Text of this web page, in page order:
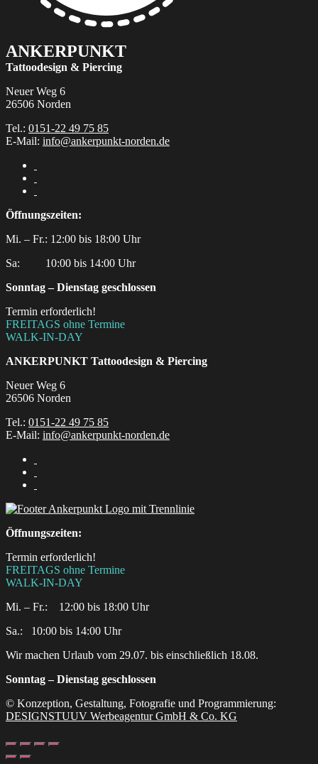
ANKERPUNKT
Tattoodesign & Piercing
Neuer Weg 6
26506 Norden
Tel.: 0151-22 49 75 85
E-Mail: info@ankerpunkt-norden.de
Öffnungszeiten:
Mi. – Fr.: 12:00 bis 18:00 Uhr
Sa:‎ ‎ ‎ ‎ ‎ ‎ ‎ ‎ ‎ 10:00 bis 14:00 Uhr
Sonntag – Dienstag geschlossen
Termin erforderlich!
FREITAGS ohne Termine
WALK-IN-DAY
ANKERPUNKT Tattoodesign & Piercing
Neuer Weg 6
26506 Norden
Tel.: 0151-22 49 75 85
E-Mail: info@ankerpunkt-norden.de
Öffnungszeiten:
Termin erforderlich!
FREITAGS ohne Termine
WALK-IN-DAY
Mi. – Fr.: 12:00 bis 18:00 Uhr
Sa.:‎ ‎ ‎ ‎10:00 bis 14:00 Uhr
Wir machen Urlaub vom 29.07. bis einschließlich 18.08.
Sonntag – Dienstag geschlossen
© Konzeption, Gestaltung, Fotografie und Programmierung:
DESIGNSTUUV Werbeagentur GmbH & Co. KG